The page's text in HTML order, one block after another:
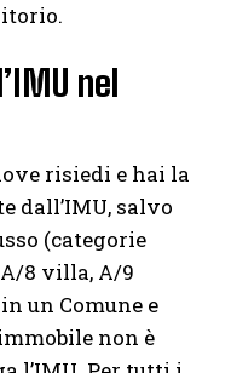
nel
risiedi e hai la
dall’IMU, salvo
(categorie
8 villa, A/9
un Comune e
non è